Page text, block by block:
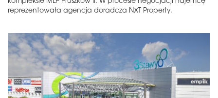
reprezentowała agencja doradcza NXT Property.